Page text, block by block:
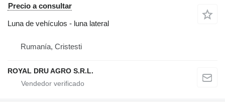
Precio a consultar
Luna de vehículos - luna lateral
Rumanía, Cristesti
ROYAL DRU AGRO S.R.L.